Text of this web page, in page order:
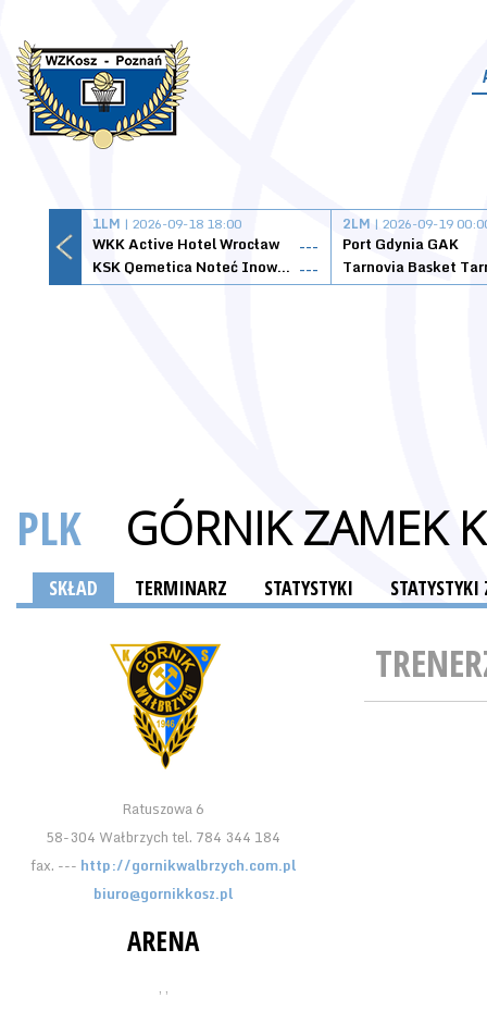
1LM | 2026-09-18 18:00
WKK Active Hotel Wrocław
---
KSK Qemetica Noteć Inowrocław ---
2LM | 2026-09-19
Port Gdynia GAK
PLK GÓRNIK ZAMEK
SKŁAD TERMINARZ STATYSTYKI
Ratuszowa 6
58-304 Wałbrzych tel. 784 344 184
fax. --- http://gornikwalbrzych.com.pl
biuro@gornikkosz.pl
ARENA
, ,